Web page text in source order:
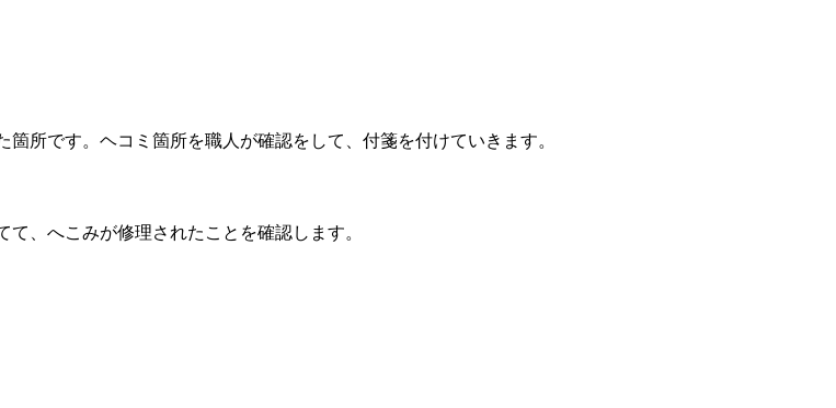
所です。ヘコミ箇所を職人が確認をして、付箋を付けていきます。
、へこみが修理されたことを確認します。